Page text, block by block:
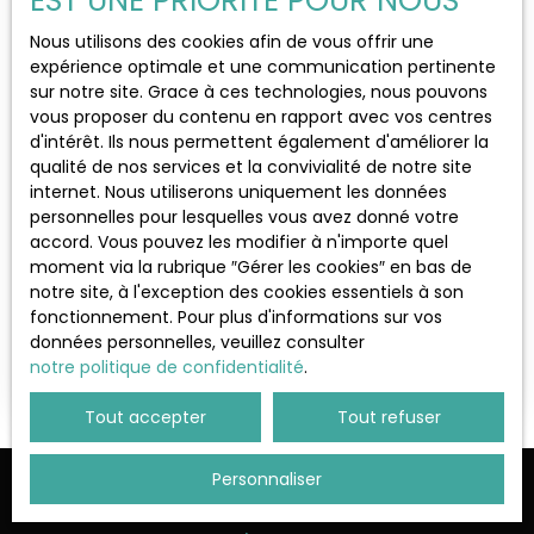
Plaisir (78370)
Localisation
Budget max (€)
Surface min (m²)
Rechercher
Sous compromis
Belle Maison Individuelle - garage - jardin
- terrasse
8pièces 170m²
Plaisir 78370
A Plaisir, proche ELANCOURT à la clé St Pierre -
Grande Maison Individuelle de 170 m², Confort et
Dans une résidence moderne, sécurisée et
fermée. Découvrez cette magnifique maison
individuelle, construite en 2009, offrant une
surface habitable de 170 m² sur un terrain de 460
m². Cette propriété, exposée plein sud-est, baigne
Ne manquez plus aucun bien
Nous utilisons des cookies afin de vous offrir une
expérience optimale et une communication pertinente
sur notre site. Grace à ces technologies, nous pouvons
vous proposer du contenu en rapport avec vos centres
d'intérêt. Ils nous permettent également d'améliorer la
qualité de nos services et la convivialité de notre site
internet. Nous utiliserons uniquement les données
personnelles pour lesquelles vous avez donné votre
accord. Vous pouvez les modifier à n'importe quel
moment via la rubrique ″Gérer les cookies″ en bas de
notre site, à l'exception des cookies essentiels à son
fonctionnement. Pour plus d'informations sur vos
données personnelles, veuillez consulter
notre politique de confidentialité.
Tout accepter Tout refuser
Personnaliser